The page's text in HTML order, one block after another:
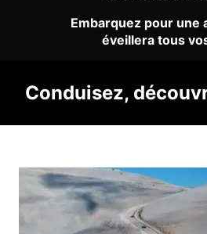
Embarquez pour une
éveillera tous
Conduisez,